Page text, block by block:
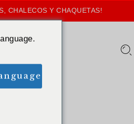
CHALECOS Y CHAQUETAS!